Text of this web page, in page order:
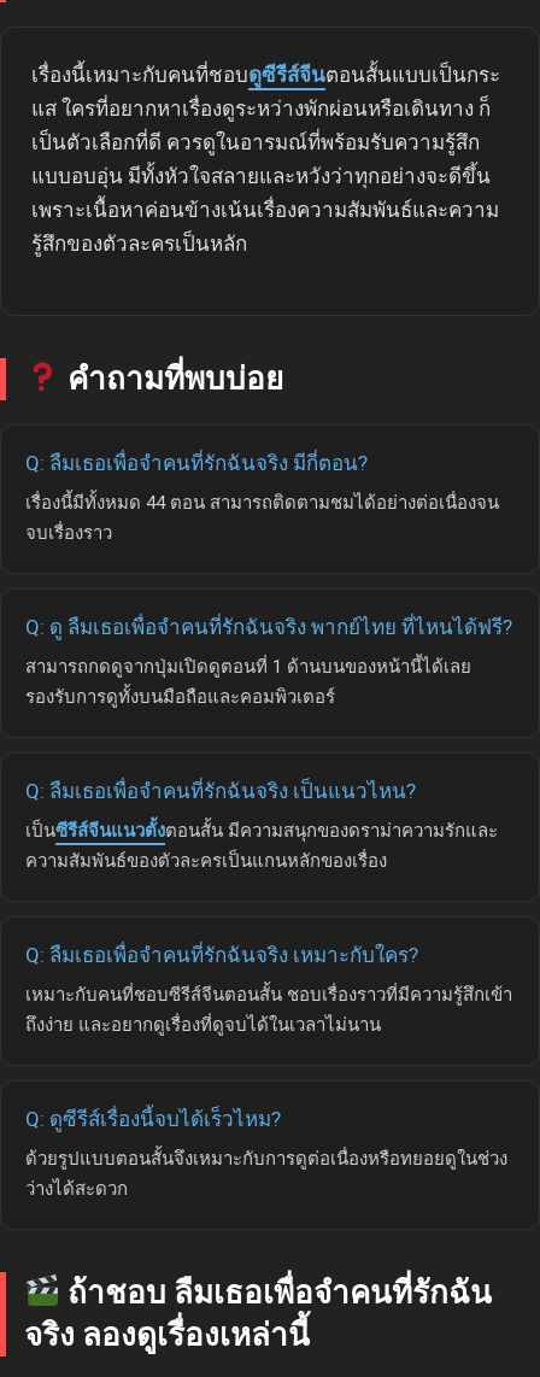
เรื่องนี้เหมาะกับคนที่ชอบดูซีรีส์จีนตอนสั้นแบบเป็นกระ
แส ใครที่อยากหาเรื่องดูระหว่างพักผ่อนหรือเดินทาง ก็
เป็นตัวเลือกที่ดี ควรดูในอารมณ์ที่พร้อมรับความรู้สึก
แบบอบอุ่น มีทั้งหัวใจสลายและหวังว่าทุกอย่างจะดีขึ้น
เพราะเนื้อหาค่อนข้างเน้นเรื่องความสัมพันธ์และความ
รู้สึกของตัวละครเป็นหลัก
คำถามที่พบบ่อย
Q: ลืมเธอเพื่อจำคนที่รักฉันจริง มีกี่ตอน?
เรื่องนี้มีทั้งหมด 44 ตอน สามารถติดตามชมได้อย่างต่อเนื่องจน
จบเรื่องราว
Q: ดู ลืมเธอเพื่อจำคนที่รักฉันจริง พากย์ไทย ที่ไหนได้ฟรี?
สามารถกดดูจากปุ่มเปิดดูตอนที่ 1 ด้านบนของหน้านี้ได้เลย
รองรับการดูทั้งบนมือถือและคอมพิวเตอร์
Q: ลืมเธอเพื่อจำคนที่รักฉันจริง เป็นแนวไหน?
เป็นซีรีส์จีนแนวตั้งตอนสั้น มีความสนุกของดราม่าความรักและ
ความสัมพันธ์ของตัวละครเป็นแกนหลักของเรื่อง
Q: ลืมเธอเพื่อจำคนที่รักฉันจริง เหมาะกับใคร?
เหมาะกับคนที่ชอบซีรีส์จีนตอนสั้น ชอบเรื่องราวที่มีความรู้สึกเข้า
ถึงง่าย และอยากดูเรื่องที่ดูจบได้ในเวลาไม่นาน
Q: ดูซีรีส์เรื่องนี้จบได้เร็วไหม?
ด้วยรูปแบบตอนสั้นจึงเหมาะกับการดูต่อเนื่องหรือทยอยดูในช่วง
ว่างได้สะดวก
ถ้าชอบ ลืมเธอเพื่อจำคนที่รักฉัน
จริง ลองดูเรื่องเหล่านี้